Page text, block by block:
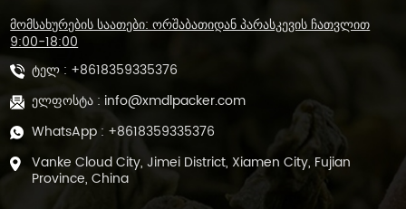
მომსახურების საათები: ორშაბათიდან პარასკევის ჩათვლით
9:00-18:00
ტელ : +8618359335376
ელფოსტა : info@xmdlpacker.com
WhatsApp : +8618359335376
Vanke Cloud City, Jimei District, Xiamen City, Fujian
Province, China